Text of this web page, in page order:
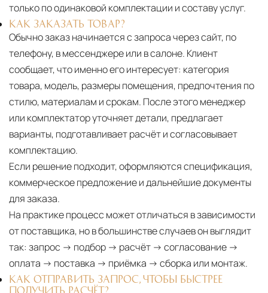
только по одинаковой комплектации и составу услуг.
КАК ЗАКАЗАТЬ ТОВАР?
Обычно заказ начинается с запроса через сайт, по
телефону, в мессенджере или в салоне. Клиент
сообщает, что именно его интересует: категория
товара, модель, размеры помещения, предпочтения по
стилю, материалам и срокам. После этого менеджер
или комплектатор уточняет детали, предлагает
варианты, подготавливает расчёт и согласовывает
комплектацию.
Если решение подходит, оформляются спецификация,
коммерческое предложение и дальнейшие документы
для заказа.
На практике процесс может отличаться в зависимости
от поставщика, но в большинстве случаев он выглядит
так: запрос → подбор → расчёт → согласование →
оплата → поставка → приёмка → сборка или монтаж.
КАК ОТПРАВИТЬ ЗАПРОС, ЧТОБЫ БЫСТРЕЕ
ПОЛУЧИТЬ РАСЧЁТ?